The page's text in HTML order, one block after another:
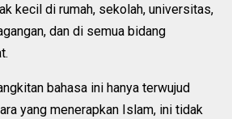
kecil di rumah, sekolah, universitas,
dan di semua bidang
bahasa ini hanya terwujud
yang menerapkan Islam, ini tidak